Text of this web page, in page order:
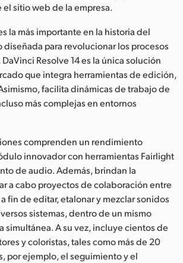
sitio web de la empresa.
la más importante en la historia del
diseñada para revolucionar los procesos
Resolve 14 es la única solución
que integra herramientas de edición,
facilita dinámicas de trabajo de
más complejas en entornos
comprenden un rendimiento
innovador con herramientas Fairlight
de audio. Además, brindan la
a cabo proyectos de colaboración entre
fin de editar, etalonar y mezclar sonidos
sistemas, dentro de un mismo
simultánea. A su vez, incluye cientos de
y coloristas, tales como más de 20
por ejemplo, el seguimiento y el